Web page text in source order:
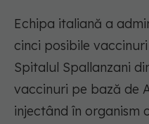
Echipa italiană a
cinci posibile
Spitalul Spallanzani
vaccinuri pe bază de
injectând în organism